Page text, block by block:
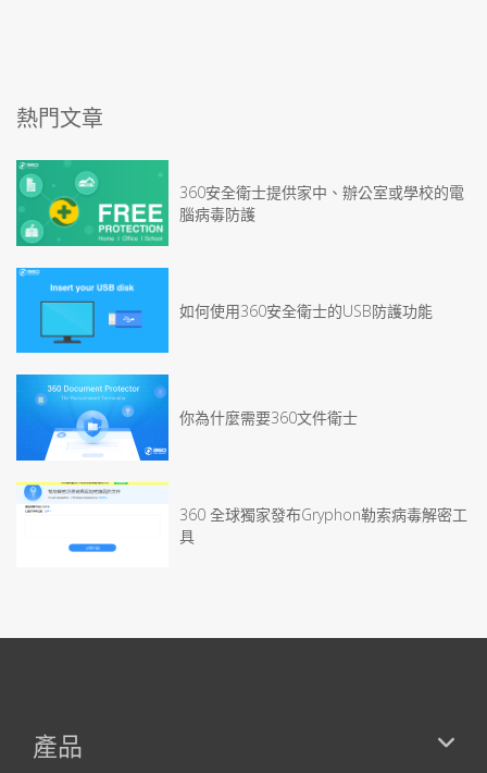
熱門文章
360安全衛士提供家中、辦公室或學校的電
腦病毒防護
如何使用360安全衛士的USB防護功能
你為什麼需要360文件衛士
360 全球獨家發布Gryphon勒索病毒解密工
具
產品